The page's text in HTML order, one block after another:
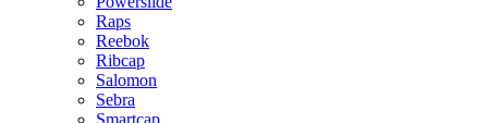
Raps
Reebok
Ribcap
Salomon
Sebra
Smartcap